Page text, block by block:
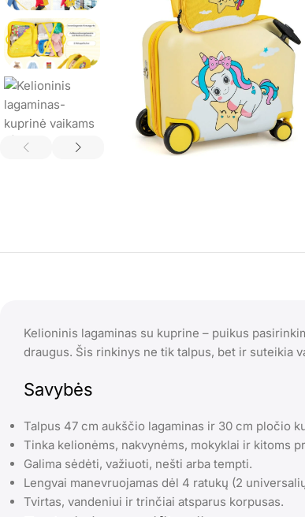
Kelioninis lagaminas su kuprine – puikus
draugus. Šis rinkinys ne tik talpus, bet ir suteikia
Savybės
Talpus 47 cm aukščio lagaminas ir 30 cm pločio
Tinka kelionėms, nakvynėms, mokyklai ir kitoms
Galima sėdėti, važiuoti, nešti arba tempti.
Lengvai manevruojamas dėl 4 ratukų (2
Tvirtas, vandeniui ir trinčiai atsparus korpusas.